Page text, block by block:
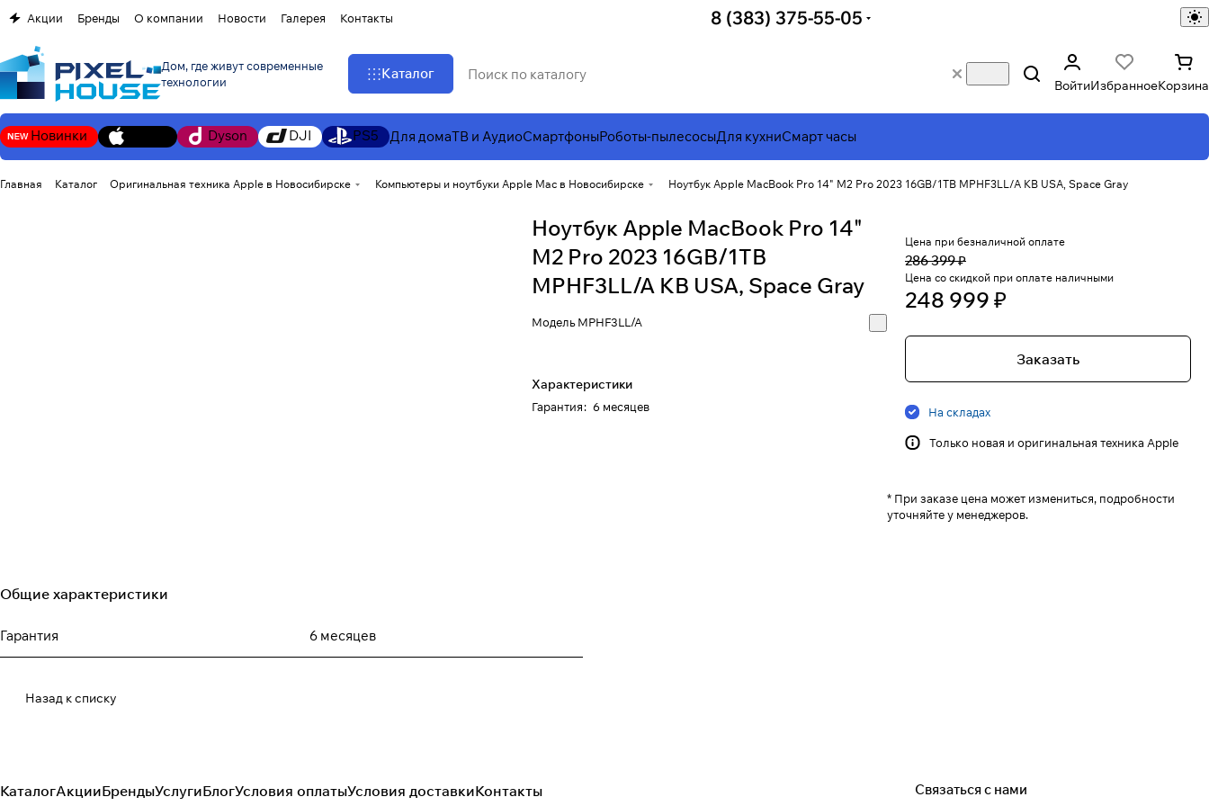
Акции Бренды О компании Новости Галерея Контакты 8 (383) 375-55-05
Дом, где живут современные
технологии
Каталог
ВойтиИзбранноеКорзина
Новинки Dyson DJI PS5 Для домаТВ и АудиоСмартфоныРоботы-пылесосыДля кухниСмарт часы
Главная Каталог Оригинальная техника Apple в Новосибирске Компьютеры и ноутбуки Apple Mac в Новосибирске Ноутбук Apple MacBook Pro 14" M2 Pro 2023 16GB/1TB MPHF3LL/A KB USA, Space Gray
Ноутбук Apple MacBook Pro 14"
M2 Pro 2023 16GB/1TB
MPHF3LL/A KB USA, Space Gray
МодельMPHF3LL/A
Характеристики
Гарантия: 6 месяцев
Цена при безналичной оплате
286 399 ₽
Цена со скидкой при оплате наличными
248 999 ₽
Заказать
На складах
Только новая и оригинальная техника Apple
* При заказе цена может измениться, подробности
уточняйте у менеджеров.
Общие характеристики
Гарантия 6 месяцев
Назад к списку
КаталогАкцииБрендыУслугиБлогУсловия оплатыУсловия доставкиКонтакты Связаться с нами